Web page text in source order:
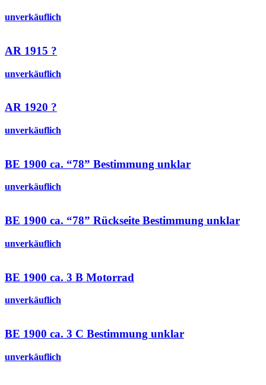
unverkäuflich
AR 1915 ?
unverkäuflich
AR 1920 ?
unverkäuflich
BE 1900 ca. “78” Bestimmung unklar
unverkäuflich
BE 1900 ca. “78” Rückseite Bestimmung unklar
unverkäuflich
BE 1900 ca. 3 B Motorrad
unverkäuflich
BE 1900 ca. 3 C Bestimmung unklar
unverkäuflich